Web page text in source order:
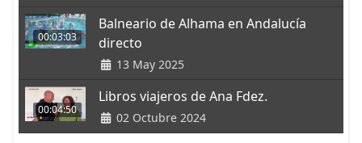
00:03:03
Balneario de Alhama en Andalucía
directo
13 May 2025
00:04:50
Libros viajeros de Ana Fdez.
02 Octubre 2024